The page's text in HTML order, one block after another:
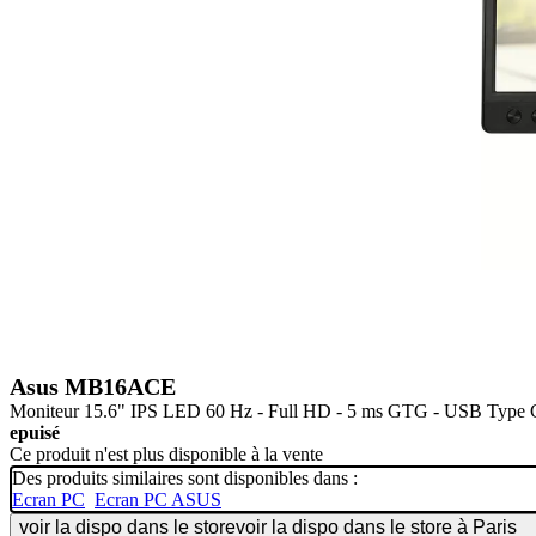
Asus MB16ACE
Moniteur 15.6" IPS LED 60 Hz - Full HD - 5 ms GTG - USB Type
epuisé
Ce produit n'est plus disponible à la vente
Des produits similaires sont disponibles dans :
Ecran PC Ecran PC ASUS
voir la dispo dans le storevoir la dispo dans le store à Paris